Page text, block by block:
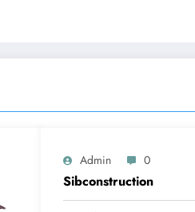
Admin 0
Sibconstruction